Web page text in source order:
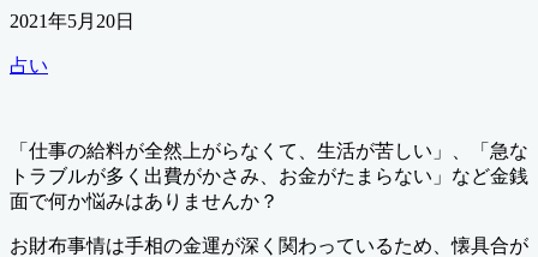
日
最
更
2021年5月20日
カ
リ
ー
占い
「仕事の給料が全然上がらなくて、生活が苦しい」、「急な
トラブルが多く出費がかさみ、お金がたまらない」など金銭
面で何か悩みはありませんか？
お財布事情は手相の金運が深く関わっているため、懐具合が